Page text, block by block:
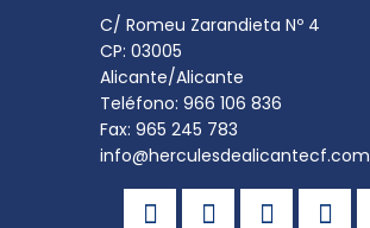
C/ Romeu Zarandieta Nº 4
CP: 03005
Alicante/Alicante
Teléfono: 966 106 836
Fax: 965 245 783
info@herculesdealicantecf.com